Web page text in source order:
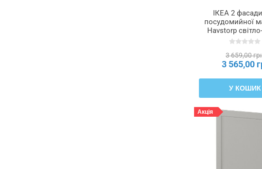
ІКЕА 2
посудомийної
Havstorp
60 см METOD
3 659,00
3 565,00
У КОШИК
Акція